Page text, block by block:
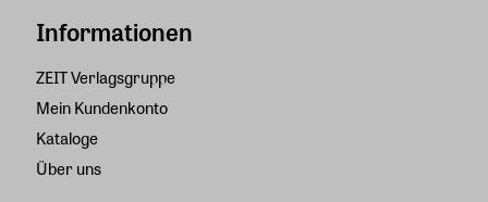
Informationen
ZEIT Verlagsgruppe
Mein Kundenkonto
Kataloge
Über uns